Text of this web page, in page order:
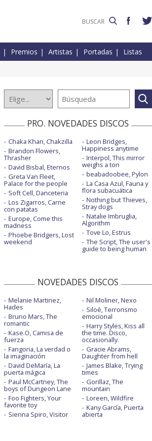
Premios Artistas Portadas Listas
PRO. NOVEDADES DISCOS
Chaka Khan, Chakzilla
Brandon Flowers,
Thrasher
David Bisbal, Eternos
Greta Van Fleet,
Palace for the people
Soft Cell, Danceteria
Los Zigarros, Carne
con patatas
Europe, Come this
madness
Phoebe Bridgers, Lost
weekend
Leon Bridges,
Happiness anytime
Interpol, This mirror
weighs a ton
beabadoobee, Pylon
La Casa Azul, Fauna y
flora subacuática
Nothing but Thieves,
Stray dogs
Natalie Imbruglia,
Algorithm
Tove Lo, Estrus
The Script, The user's
guide to being human
NOVEDADES DISCOS
Melanie Martinez,
Hades
Bruno Mars, The
romantic
Kase.O, Camisa de
fuerza
Fangoria, La verdad o
la imaginación
David DeMaría, La
puerta mágica
Paul McCartney, The
boys of Dungeon Lane
Foo Fighters, Your
favorite toy
Sienna Spiro, Visitor
Nil Moliner, Nexo
Siloé, Terrorismo
emocional
Harry Styles, Kiss all
the time. Disco,
occasionally.
Gracie Abrams,
Daughter from hell
James Blake, Trying
times
Gorillaz, The
mountain
Loreen, Wildfire
Kany García, Puerta
abierta